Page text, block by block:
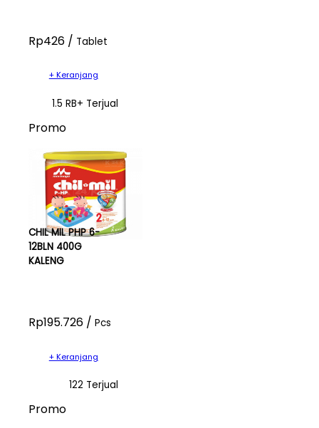
Rp426 / Tablet
+ Keranjang
1.5 RB+ Terjual
Promo
CHIL MIL PHP 6-
12BLN 400G
KALENG
Rp195.726 / Pcs
+ Keranjang
122 Terjual
Promo